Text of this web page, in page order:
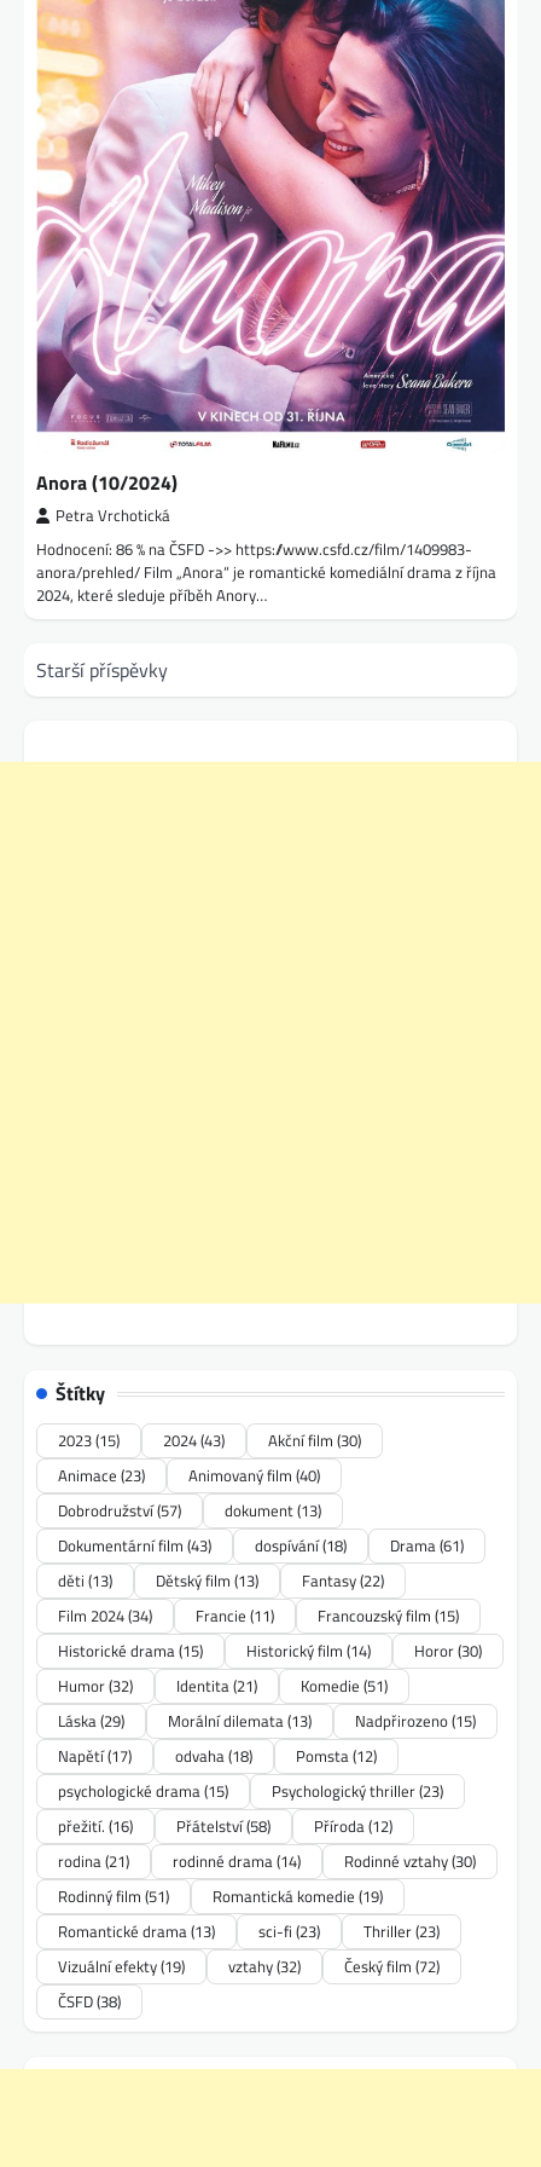
Anora (10/2024)
Petra Vrchotická
Hodnocení: 86 % na ČSFD ->> https://www.csfd.cz/film/1409983-
anora/prehled/ Film „Anora“ je romantické komediální drama z října
2024, které sleduje příběh Anory…
Navigace
pro
Starší příspěvky
Štítky
2023(15) 2024(43) Akční film (30)
Animace (23) Animovaný film (40)
Dobrodružství(57) dokument(13)
Dokumentární film (43) dospívání(18) Drama(61)
děti (13) Dětský film (13) Fantasy(22)
Film 2024(34) Francie (11) Francouzský film (15)
Historické drama(15) Historický film (14) Horor(30)
Humor(32) Identita(21) Komedie (51)
Láska(29) Morální dilemata(13) Nadpřirozeno(15)
Napětí(17) odvaha(18) Pomsta(12)
psychologické drama(15) Psychologický thriller(23)
přežití. (16) Přátelství(58) Příroda(12)
rodina(21) rodinné drama(14) Rodinné vztahy(30)
Rodinný film (51) Romantická komedie (19)
Romantické drama(13) sci-fi (23) Thriller(23)
Vizuální efekty(19) vztahy(32) Český film (72)
ČSFD(38)